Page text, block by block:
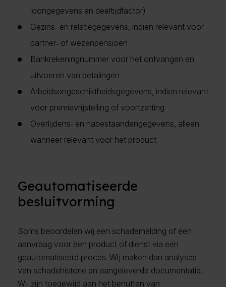
loongegevens en deeltijdfactor)
Gezins‑ en relatiegegevens, indien relevant voor
partner‑ of wezenpensioen
Bankrekeningnummer voor het ontvangen en
uitvoeren van betalingen
Arbeidsongeschiktheidsgegevens, indien relevant
voor premievrijstelling of voortzetting
Overlijdens‑ en nabestaandengegevens, alleen
wanneer relevant voor het product
Geautomatiseerde
besluitvorming
Soms beoordelen wij een schademelding of een
aanvraag voor een product of dienst via een
geautomatiseerd proces. Wij maken dan analyses
van schadehistorie en aangeleverde documentatie.
Wij zijn toegewijd aan het benutten van